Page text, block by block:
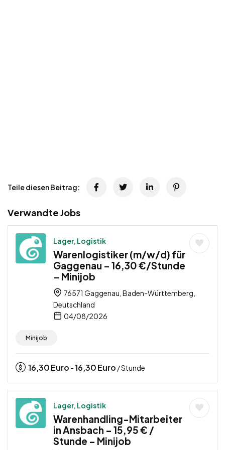
Teile diesen Beitrag:
Verwandte Jobs
Lager, Logistik
Warenlogistiker (m/w/d) für
Gaggenau – 16,30 €/Stunde
– Minijob
76571 Gaggenau, Baden-Württemberg,
Deutschland
04/08/2026
Minijob
16,30Euro -16,30Euro / Stunde
Lager, Logistik
Warenhandling-Mitarbeiter
in Ansbach – 15,95 € /
Stunde – Minijob